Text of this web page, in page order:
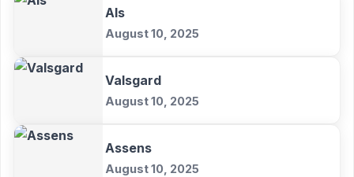
Als
August 10, 2025
Valsgard
August 10, 2025
Assens
August 10, 2025